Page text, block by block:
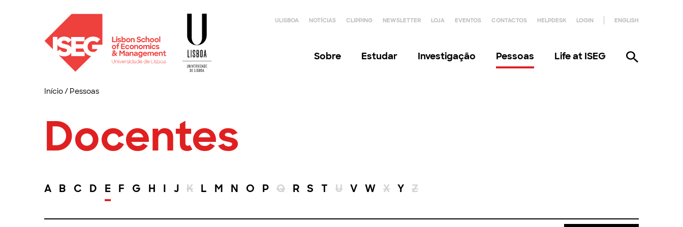
ULISBOA NOTÍCIAS CLIPPING NEWSLETTER LOJA EVENTOS CONTACTOS HELPDESK LOGIN ENGLISH
Sobre Estudar Investigação Pessoas Life at ISEG
Início/ Pessoas
Docentes
A B C D E F G H I J K L M N O P Q R S T U V W X Y Z